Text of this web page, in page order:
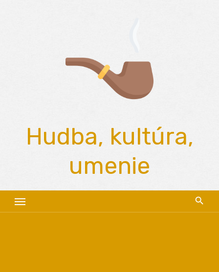
Hudba, kultúra,
umenie